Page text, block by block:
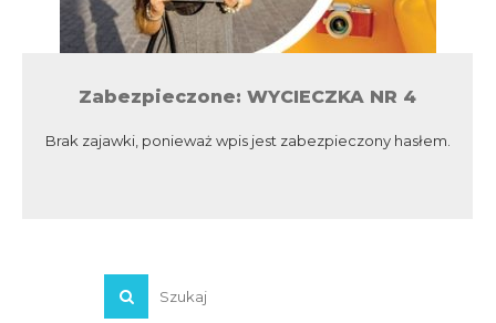
Zabezpieczone: WYCIECZKA NR 4
Brak zajawki, ponieważ wpis jest zabezpieczony hasłem.